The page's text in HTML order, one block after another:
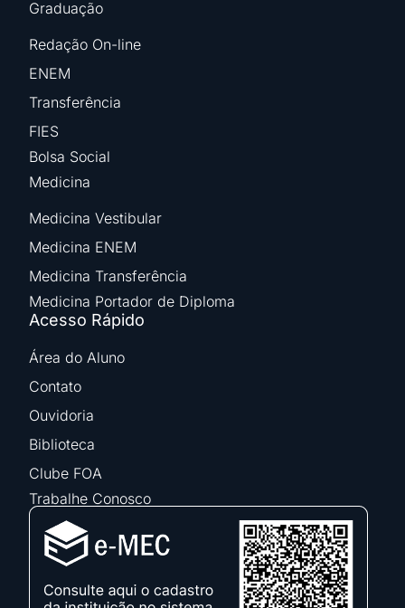
Graduação
Redação On-line
ENEM
Transferência
FIES
Bolsa Social
Medicina
Medicina Vestibular
Medicina ENEM
Medicina Transferência
Medicina Portador de Diploma
Acesso Rápido
Área do Aluno
Contato
Ouvidoria
Biblioteca
Clube FOA
Trabalhe Conosco